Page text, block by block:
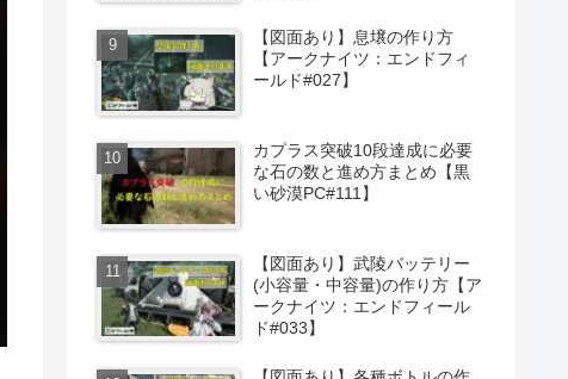
【図面あり】息壌の作り方
【アークナイツ：エンドフィ
ールド#027】
カプラス突破10段達成に必要
な石の数と進め方まとめ【黒
い砂漠PC#111】
【図面あり】武陵バッテリー
(小容量・中容量)の作り方【ア
ークナイツ：エンドフィール
ド#033】